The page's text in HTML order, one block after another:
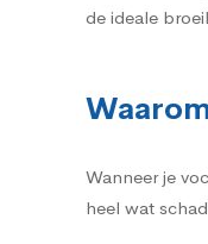
de ideale
Wanneer je
heel wat